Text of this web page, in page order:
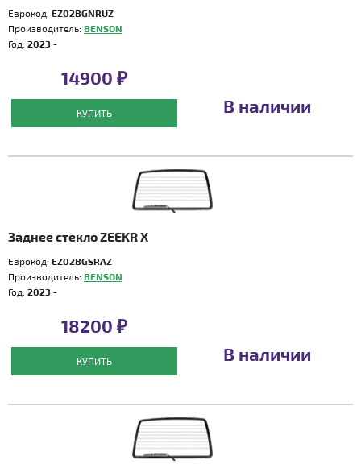
Еврокод: EZ02BGNRUZ
Производитель: BENSON
Год: 2023 -
14900 ₽
КУПИТЬ В наличии
Заднее стекло ZEEKR X
Еврокод: EZ02BGSRAZ
Производитель: BENSON
Год: 2023 -
18200 ₽
КУПИТЬ В наличии